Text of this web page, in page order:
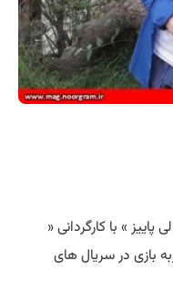
» با کارگردانی «
1397 اولین تجربه بازی در سریال های